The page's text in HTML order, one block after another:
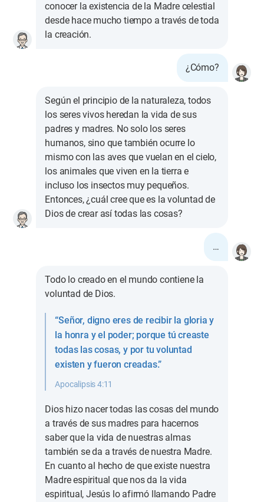
conocer la existencia de la Madre celestial
desde hace mucho tiempo a través de toda
la creación.
¿Cómo?
Según el principio de la naturaleza, todos
los seres vivos heredan la vida de sus
padres y madres. No solo los seres
humanos, sino que también ocurre lo
mismo con las aves que vuelan en el cielo,
los animales que viven en la tierra e
incluso los insectos muy pequeños.
Entonces, ¿cuál cree que es la voluntad de
Dios de crear así todas las cosas?
…
Todo lo creado en el mundo contiene la
voluntad de Dios.
“Señor, digno eres de recibir la gloria y
la honra y el poder; porque tú creaste
todas las cosas, y por tu voluntad
existen y fueron creadas.”
Apocalipsis 4:11
Dios hizo nacer todas las cosas del mundo
a través de sus madres para hacernos
saber que la vida de nuestras almas
también se da a través de nuestra Madre.
En cuanto al hecho de que existe nuestra
Madre espiritual que nos da la vida
espiritual, Jesús lo afirmó llamando Padre